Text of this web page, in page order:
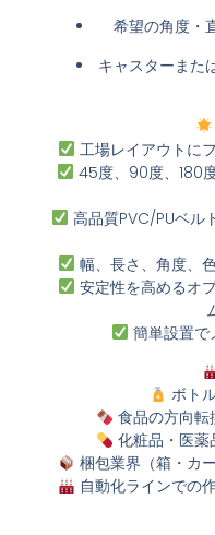
希望の角度・
キャスターまた
工場レイアウトに
45度、90度、180
高品質PVC/PUベル
幅、長さ、角度、
安定性を高めるオ
簡単設置で
ボト
食品の方向転
化粧品・医薬
梱包業界（箱・カ
自動化ラインでの